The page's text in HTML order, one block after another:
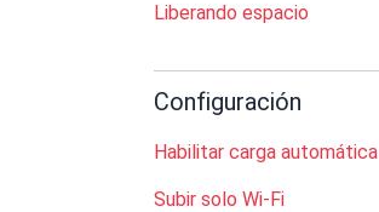
Liberando espacio
Configuración
Habilitar carga automática
Subir solo Wi-Fi